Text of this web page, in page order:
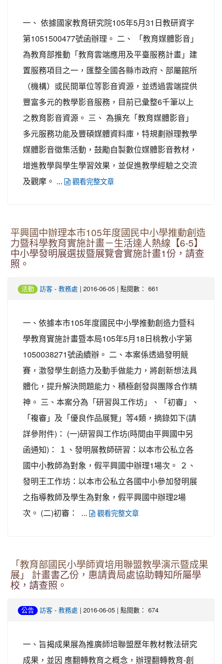
一、 依據國家教育研究院105年5月31日教研資字
第1051500477號函辦理。 二、 「教育媒體影音」
為教育部推動「教育雲端應用及平臺服務計畫」建
置服務項目之一，匯整全國各縣市政府、部屬館所
（機構）或民間單位等影音資源，並透過雲端提供
豐富多元的教學影音服務，目前已彙整6千筆以上
之教育影音資源。 三、 為擴充「教育媒體影音」
多元服務功能及豐碩媒體資料庫，特規劃辦理教學
媒體影音徵集活動，鼓勵自製數位媒體影音教材，
增進教學與學生學習效果，並促進教學經驗之交流
及觀摩。 ...
觀看完整文章
平興國中辦理本市105年度國民中小學推動創造
力暨科學教育實施計畫－生活達人熱線【6-5】
中小學發明展選拔暨展覽會實施計畫1份，請查
照。
活動 訪客 - 教務處 | 2016-06-05 | 點閱數： 661
一、依據本市105年度國民中小學推動創造力暨科
學教育實施計畫暨本局105年5月18日桃教小字第
1050038271號函續辦。 二、本案係透過發明競
賽，激發學生創造力及動手做能力，將創新想法具
體化，提升解決問題能力、積極創發與團隊合作精
神。 三、本案分為「研習與工作坊」、「初審」、
「複審」及「優良作品展覽」等4類，摘錄如下(請
詳參附件)： (一)研習與工作坊(時間由平興國中另
函通知)： １、發明展教師研習：以本市公私立各
國中小教師為對象，假平興國中辦理1場次。 ２、
發明王工作坊：以本市公私立各國中小參加發明展
之指導教師及學生為對象，假平興國中辦理2場
次。 (二)初審： ...
觀看完整文章
「教育部國民小學師資培用聯盟教學演示暨成果
展」 計畫書乙份，惠請貴局處協助轉知所屬學
校，請查照。
公告 訪客 - 教務處 | 2016-06-05 | 點閱數： 674
一、旨揭成果展為推廣師培聯盟歷年教材教法研究
成果，並因 應翻轉教育之概念，辦理翻轉教育-創